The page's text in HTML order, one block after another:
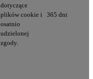
dotyczące
plików cookie i
osatnio
udzielonej
zgody.
365 dni